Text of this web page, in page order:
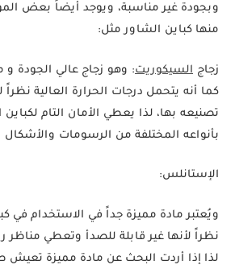
وبجودة غير مناسبة، ويوجد أيضاً بعض
منها كباين الشاور مثل:
زجاج السيكوريت: وهو زجاج عالي الجودة
كما أنه يتحمل درجات الحرارة العالية نظراً
تصنيعه بها، لذا يعطي الأمان التام
بأنواعه المختلفة من الرسومات والأشكال
الإستانلس:
ويُعتبر مادة مميزة جداً في الاستخدام في
نظراً لأنها غير قابلة للصدأ وتعطي مناظر
لذا إذا أردت البحث عن مادة مميزة